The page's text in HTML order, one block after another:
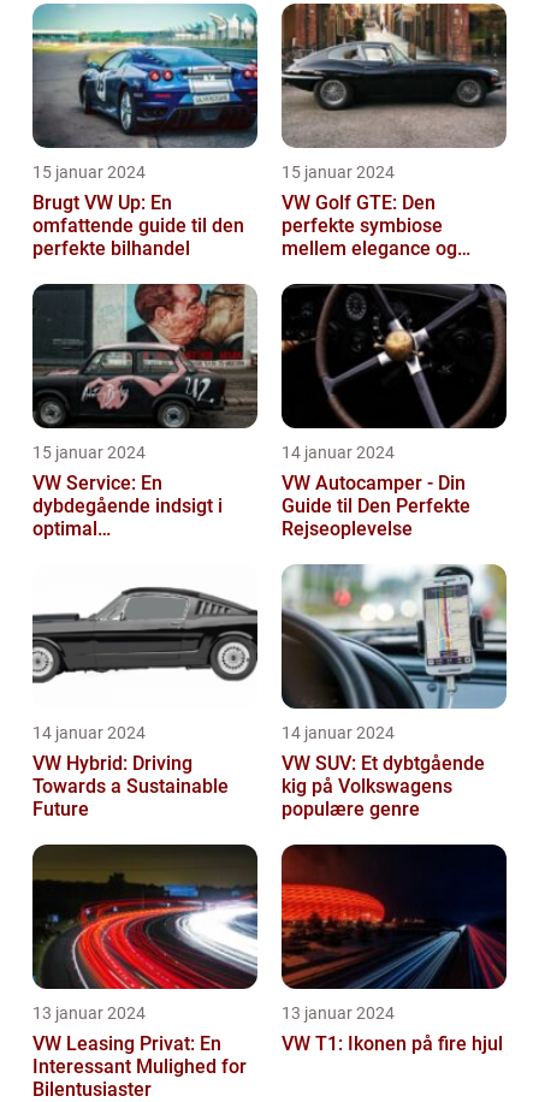
og komfort
15 januar 2024
Brugt VW Up: En
omfattende guide til den
perfekte bilhandel
15 januar 2024
VW Golf GTE: Den
perfekte symbiose
mellem elegance og
15 januar 2024
VW Service: En
dybdegående indsigt i
optimal
14 januar 2024
VW Autocamper - Din
Guide til Den Perfekte
Rejseoplevelse
14 januar 2024
VW Hybrid: Driving
Towards a Sustainable
Future
14 januar 2024
VW SUV: Et dybtgående
kig på Volkswagens
populære genre
13 januar 2024
VW Leasing Privat: En
Interessant Mulighed for
Bilentusiaster
13 januar 2024
VW T1: Ikonen på fire hjul